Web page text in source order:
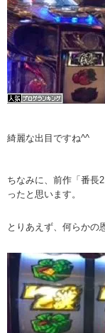
綺麗な出目ですね^^
ちなみに、前作「番長
ったと思います。
とりあえず、何らかの